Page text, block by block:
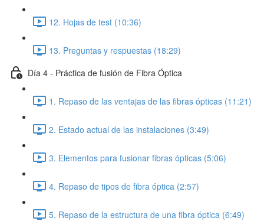
12. Hojas de test (10:36)
13. Preguntas y respuestas (18:29)
Día 4 - Práctica de fusión de Fibra Óptica
1. Repaso de las ventajas de las fibras ópticas (11:21)
2. Estado actual de las instalaciones (3:49)
3. Elementos para fusionar fibras ópticas (5:06)
4. Repaso de tipos de fibra óptica (2:57)
5. Repaso de la estructura de una fibra óptica (6:49)